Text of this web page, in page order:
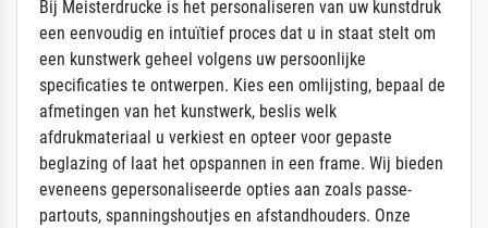
Bij Meisterdrucke is het personaliseren van uw kunstdruk
een eenvoudig en intuïtief proces dat u in staat stelt om
een kunstwerk geheel volgens uw persoonlijke
specificaties te ontwerpen. Kies een omlijsting, bepaal de
afmetingen van het kunstwerk, beslis welk
afdrukmateriaal u verkiest en opteer voor gepaste
beglazing of laat het opspannen in een frame. Wij bieden
eveneens gepersonaliseerde opties aan zoals passe-
partouts, spanningshoutjes en afstandhouders. Onze